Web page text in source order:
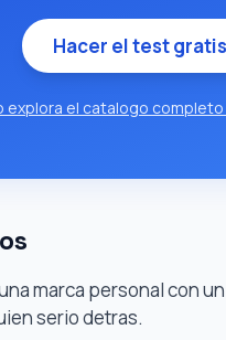
Hacer el test
explora el catalogo completo
marca personal con
serio detras.